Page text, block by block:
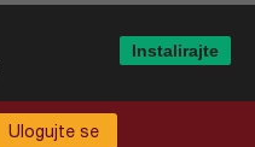
Ulogujte se
Instalirajte